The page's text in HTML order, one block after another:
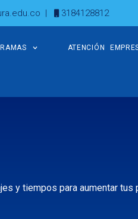
| 3184128812
ATENCIÓN
y tiempos para aumentar tus